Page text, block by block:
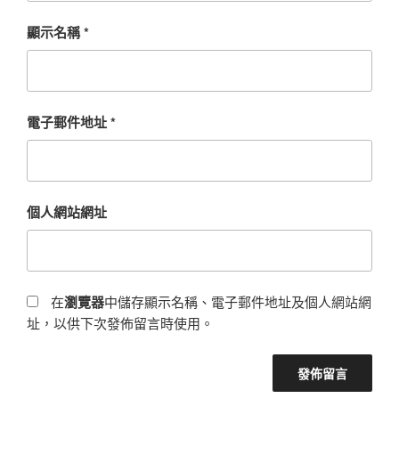
顯示名稱*
電子郵件地址*
個人網站網址
在瀏覽器中儲存顯示名稱、電子郵件地址及個人網站網
址，以供下次發佈留言時使用。